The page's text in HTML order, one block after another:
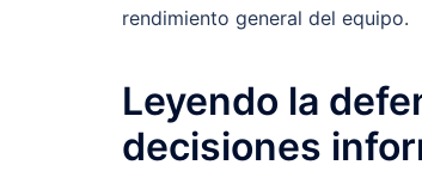
rendimiento general del equipo.
Leyendo la
decisiones